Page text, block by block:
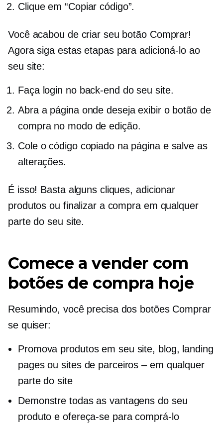
Clique em “Copiar código”.
Você acabou de criar seu botão Comprar!
Agora siga estas etapas para adicioná-lo ao
seu site:
Faça login no back-end do seu site.
Abra a página onde deseja exibir o botão de
compra no modo de edição.
Cole o código copiado na página e salve as
alterações.
É isso! Basta alguns cliques, adicionar
produtos ou finalizar a compra em qualquer
parte do seu site.
Comece a vender com
botões de compra hoje
Resumindo, você precisa dos botões Comprar
se quiser:
Promova produtos em seu site, blog, landing
pages ou sites de parceiros – em qualquer
parte do site
Demonstre todas as vantagens do seu
produto e ofereça-se para comprá-lo